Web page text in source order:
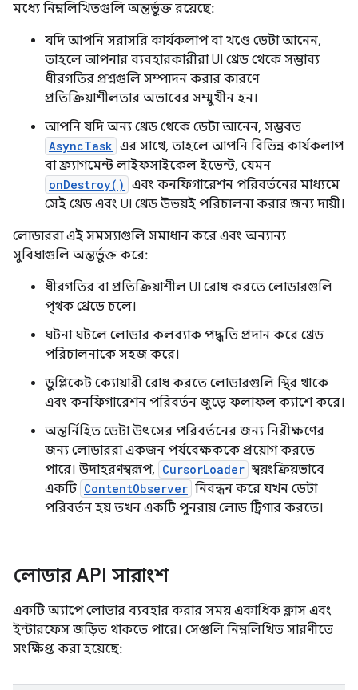
মধ্যে নিম্নলিখিতগুলি অন্তর্ভুক্ত রয়েছে:
যদি আপনি সরাসরি কার্যকলাপ বা খণ্ডে ডেটা আনেন,
তাহলে আপনার ব্যবহারকারীরা UI থ্রেড থেকে সম্ভাব্য
ধীরগতির প্রশ্নগুলি সম্পাদন করার কারণে
প্রতিক্রিয়াশীলতার অভাবের সম্মুখীন হন।
আপনি যদি অন্য থ্রেড থেকে ডেটা আনেন, সম্ভবত
AsyncTask এর সাথে, তাহলে আপনি বিভিন্ন কার্যকলাপ
বা ফ্র্যাগমেন্ট লাইফসাইকেল ইভেন্ট, যেমন
onDestroy() এবং কনফিগারেশন পরিবর্তনের মাধ্যমে
সেই থ্রেড এবং UI থ্রেড উভয়ই পরিচালনা করার জন্য দায়ী।
লোডাররা এই সমস্যাগুলি সমাধান করে এবং অন্যান্য
সুবিধাগুলি অন্তর্ভুক্ত করে:
ধীরগতির বা প্রতিক্রিয়াশীল UI রোধ করতে লোডারগুলি
পৃথক থ্রেডে চলে।
ঘটনা ঘটলে লোডার কলব্যাক পদ্ধতি প্রদান করে থ্রেড
পরিচালনাকে সহজ করে।
ডুপ্লিকেট ক্যোয়ারী রোধ করতে লোডারগুলি স্থির থাকে
এবং কনফিগারেশন পরিবর্তন জুড়ে ফলাফল ক্যাশে করে।
অন্তর্নিহিত ডেটা উৎসের পরিবর্তনের জন্য নিরীক্ষণের
জন্য লোডাররা একজন পর্যবেক্ষককে প্রয়োগ করতে
পারে। উদাহরণস্বরূপ, CursorLoader স্বয়ংক্রিয়ভাবে
একটি ContentObserver নিবন্ধন করে যখন ডেটা
পরিবর্তন হয় তখন একটি পুনরায় লোড ট্রিগার করতে।
লোডার API সারাংশ
একটি অ্যাপে লোডার ব্যবহার করার সময় একাধিক ক্লাস এবং
ইন্টারফেস জড়িত থাকতে পারে। সেগুলি নিম্নলিখিত সারণীতে
সংক্ষিপ্ত করা হয়েছে: